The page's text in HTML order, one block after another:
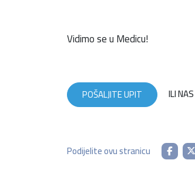
Vidimo se u Medicu!
POŠALJITE UPIT ILI NAS
Podijelite ovu stranicu